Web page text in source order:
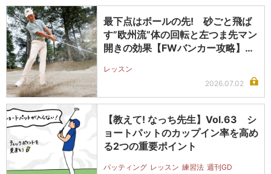
最下点はボールの先! 砂ごと飛ば
す”欧州流”体の回転と左つま先マン
開きの効果【FWバンカー攻略】＜
レッスン
2026.07.02
【教えて! なっち先生】Vol.63 シ
ョートパットのカップイン率を高め
る2つの重要ポイント
パッティング レッスン 練習法 週刊GD